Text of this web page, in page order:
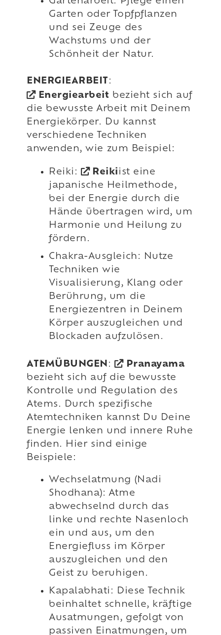
Garten oder Topfpflanzen
und sei Zeuge des
Wachstums und der
Schönheit der Natur.
ENERGIEARBEIT :
Energiearbeit bezieht sich auf
die bewusste Arbeit mit Deinem
Energiekörper. Du kannst
verschiedene Techniken
anwenden, wie zum Beispiel:
Reiki: Reiki ist eine
japanische Heilmethode,
bei der Energie durch die
Hände übertragen wird, um
Harmonie und Heilung zu
fördern.
Chakra-Ausgleich: Nutze
Techniken wie
Visualisierung, Klang oder
Berührung, um die
Energiezentren in Deinem
Körper auszugleichen und
Blockaden aufzulösen.
ATEMÜBUNGEN :
Pranayama
bezieht sich auf die bewusste
Kontrolle und Regulation des
Atems. Durch spezifische
Atemtechniken kannst Du Deine
Energie lenken und innere Ruhe
finden. Hier sind einige
Beispiele:
Wechselatmung (Nadi
Shodhana): Atme
abwechselnd durch das
linke und rechte Nasenloch
ein und aus, um den
Energiefluss im Körper
auszugleichen und den
Geist zu beruhigen.
Kapalabhati: Diese Technik
beinhaltet schnelle, kräftige
Ausatmungen, gefolgt von
passiven Einatmungen, um